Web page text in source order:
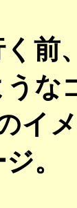
く前
な
イ
。